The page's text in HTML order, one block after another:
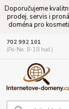
Doporučujeme
prodej, servis i
doména pro
702 992 101
(Po-Ne: 8-18 hod.)